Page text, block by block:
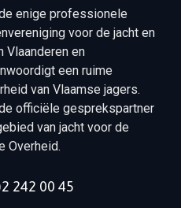
enige professionele
voor de jacht en
Vlaanderen en
een ruime
van Vlaamse jagers.
officiële gesprekspartner
van jacht voor de
Overheid.
242 00 45